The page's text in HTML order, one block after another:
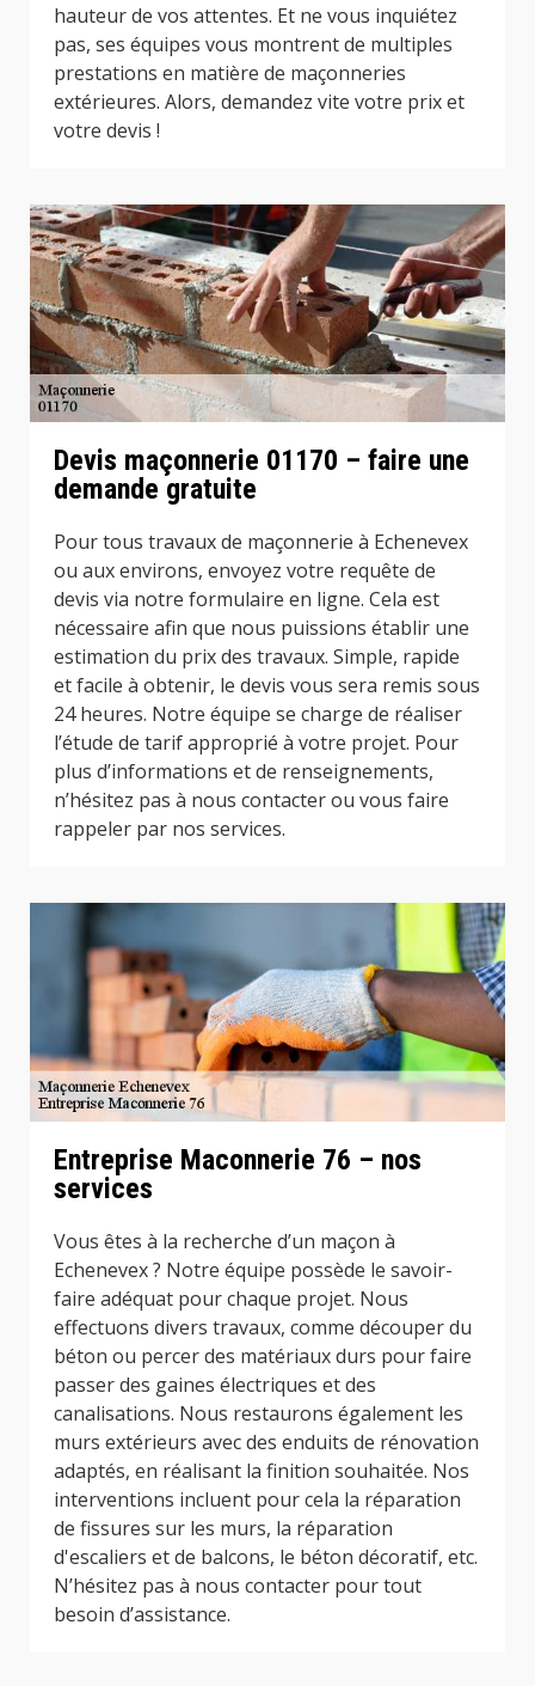
hauteur de vos attentes. Et ne vous inquiétez
pas, ses équipes vous montrent de multiples
prestations en matière de maçonneries
extérieures. Alors, demandez vite votre prix et
votre devis !
Devis maçonnerie 01170 – faire une
demande gratuite
Pour tous travaux de maçonnerie à Echenevex
ou aux environs, envoyez votre requête de
devis via notre formulaire en ligne. Cela est
nécessaire afin que nous puissions établir une
estimation du prix des travaux. Simple, rapide
et facile à obtenir, le devis vous sera remis sous
24 heures. Notre équipe se charge de réaliser
l’étude de tarif approprié à votre projet. Pour
plus d’informations et de renseignements,
n’hésitez pas à nous contacter ou vous faire
rappeler par nos services.
Entreprise Maconnerie 76 – nos
services
Vous êtes à la recherche d’un maçon à
Echenevex ? Notre équipe possède le savoir-
faire adéquat pour chaque projet. Nous
effectuons divers travaux, comme découper du
béton ou percer des matériaux durs pour faire
passer des gaines électriques et des
canalisations. Nous restaurons également les
murs extérieurs avec des enduits de rénovation
adaptés, en réalisant la finition souhaitée. Nos
interventions incluent pour cela la réparation
de fissures sur les murs, la réparation
d'escaliers et de balcons, le béton décoratif, etc.
N’hésitez pas à nous contacter pour tout
besoin d’assistance.